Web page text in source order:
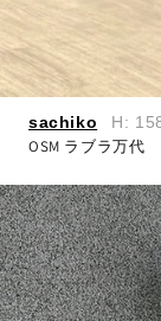
価格からさがす
～￥3,000
￥3,000～￥
￥5,000～￥
￥7,000～￥
￥9,000～
sachiko H:
OSM ラブラ万代